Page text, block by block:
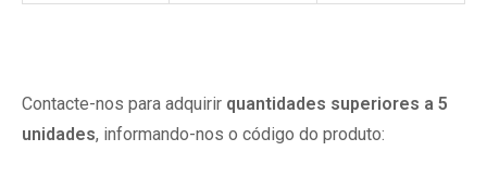
Contacte-nos para adquirir quantidades superiores a 5
unidades, informando-nos o código do produto: